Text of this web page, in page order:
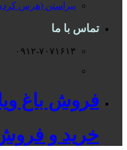
پیراستن (هرس
تماس با ما
۰۹۱۲-۷۰۷۱۶۱۳
فروش باغ
خرید و